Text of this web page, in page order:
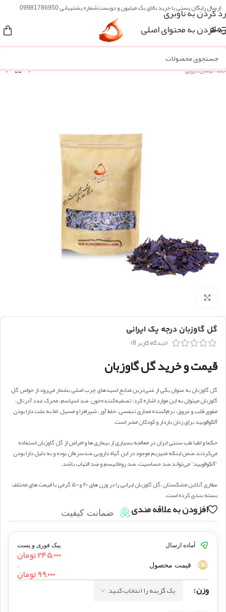
رد کردن به ناوبری
رد کردن به محتوای اصلی
ارسال رایگان پستی با خرید بالای یک میلیون و دویستشماره پشتیبانی 09981786950
منو
خانه/گیاهان دارویی
گل گاوزبان درجه یک ایرانی
(دیدگاه کاربر 8
)
قیمت و خرید گل گاوزبان
گل گاوزبان به عنوان یکی از غنی‌ترین منابع اسیدهای چرب اصلی بشمار می‌رود.از خواص گل
‌گاوزبان میتوان به این موارد اشاره کرد: تصفیه‌کننده‌خون، ضد اسپاسم، محرک غدد آدرنال،
مقوی قلب و عروق، نرم‌کننده مجاری تنفسی، خلط ‌آور، شیرافزا و مسهل. اما به علت دارا بودن
آلکوالویید برای زنان باردار و کودکان مضر است.
حکما و اطبا طب سنتی ایران در معالجه بسیاری از بیماری ها و امراض از گل گاوزبان استفاده
می‌کردند.ضمن اینکه منیزیم موجود در این گیاه دارویی ضدسرطان بوده و به دلیل دارا بودن
“آلکوالویید” می‌تواند ضد حساسیت، ضد ‌روماتیسم و ضد التهاب باشد.
عطاری آنلاین مشکستان ،گل گاوزبان ایرانی را در وزن های ۲۰ و ۵۰ گرمی با قیمت های مختلف
بسته بندی کرده است.
افزودن به علاقه مندی ضمانت کیفیت
آماده ارسال پیک فوری و پست
قیمت محصول
۲۴۵,۰۰۰تومان
–
۹۹,۰۰۰تومان
وزن